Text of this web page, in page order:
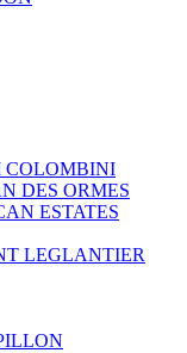
COLOMBINI
DES ORMES
ESTATES
LEGLANTIER